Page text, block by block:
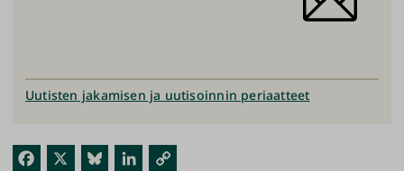
Fac
Blu
Link
Uutisten jakamisen ja uutisoinnin periaatteet